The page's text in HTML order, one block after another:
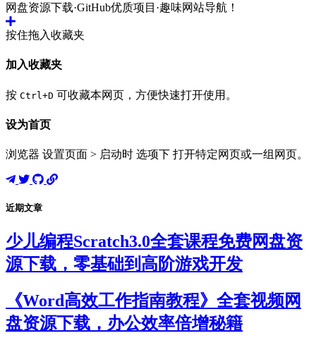
网盘资源下载·GitHub优质项目·趣味网站导航！
按住拖入收藏夹
加入收藏夹
按 Ctrl+D 可收藏本网页，方便快速打开使用。
设为首页
浏览器 设置页面 > 启动时 选项下 打开特定网页或一组网页。
近期文章
少儿编程Scratch3.0全套课程免费网盘资
源下载，零基础到高阶游戏开发
《Word高效工作指南教程》全套视频网
盘资源下载，办公效率倍增秘籍